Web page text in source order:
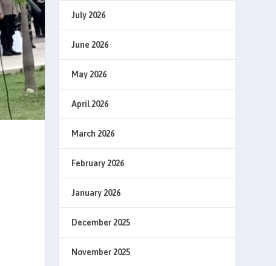
July 2026
June 2026
May 2026
April 2026
March 2026
February 2026
January 2026
December 2025
November 2025